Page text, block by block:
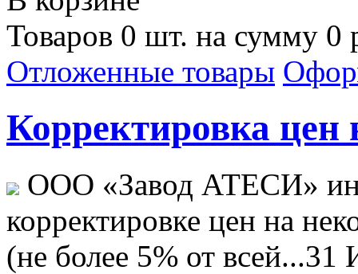
Товаров 0 шт. на сумму 0
Отложенные товары
Корректировка цен
ООО «Завод АТЕСИ»
корректировке цен на
(не более 5% от всей...31